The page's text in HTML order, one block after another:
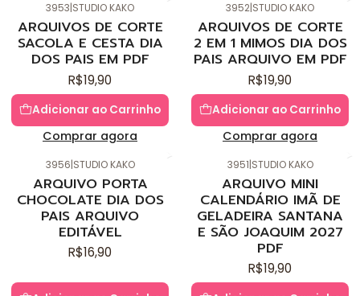
3953|STUDIO KAKO
ARQUIVOS DE CORTE
SACOLA E CESTA DIA
DOS PAIS EM PDF
R$19,90
Adicionar ao Carrinho
Comprar agora
3952|STUDIO KAKO
ARQUIVOS DE CORTE
2 EM 1 MIMOS DIA DOS
PAIS ARQUIVO EM PDF
R$19,90
Adicionar ao Carrinho
Comprar agora
3956|STUDIO KAKO
ARQUIVO PORTA
CHOCOLATE DIA DOS
PAIS ARQUIVO
EDITÁVEL
R$16,90
3951|STUDIO KAKO
ARQUIVO MINI
CALENDÁRIO IMÃ DE
GELADEIRA SANTANA
E SÃO JOAQUIM 2027
PDF
R$19,90